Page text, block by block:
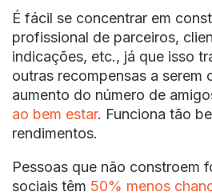
É fácil se concentrar em
profissional de parceiros,
indicações, etc., já que isso
outras recompensas a serem
aumento do número de
ao bem estar. Funciona tão
rendimentos.
Pessoas que não constroem
sociais têm 50% menos